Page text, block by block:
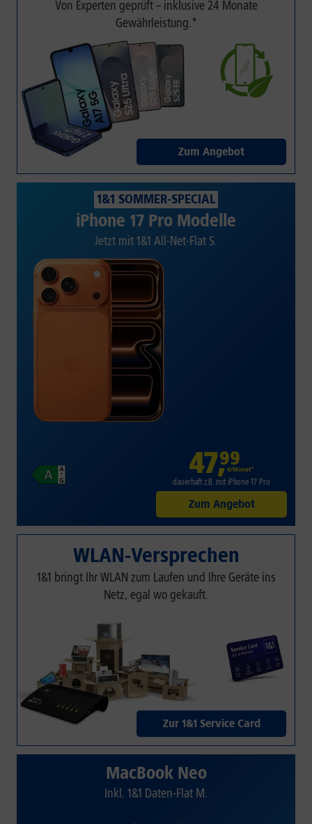
Von Experten geprüft – inklusive 24 Monate
Gewährleistung.*
Zum Angebot
1&1 SOMMER-SPECIAL
iPhone 17 Pro Modelle
Jetzt mit 1&1 All-Net-Flat S.
47,99
€/Monat*
dauerhaft z.B. mit iPhone 17 Pro
Zum Angebot
WLAN-Versprechen
1&1 bringt Ihr WLAN zum Laufen und Ihre Geräte ins
Netz, egal wo gekauft.
Zur 1&1 Service Card
MacBook Neo
Inkl. 1&1 Daten-Flat M.